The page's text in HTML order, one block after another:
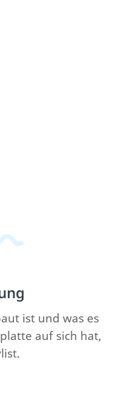
ist und was es
auf sich hat,